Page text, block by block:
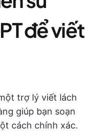
để viết
trợ lý viết lách
giúp bạn soạn
cách chính xác.